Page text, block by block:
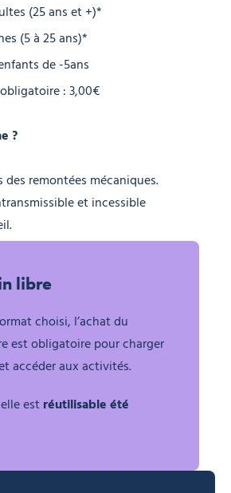
(25 ans et +)*
(5 à 25 ans)*
de -5ans
: 3,00€
?
des remontées mécaniques.
et incessible
libre
choisi, l’achat du
est obligatoire pour charger
accéder aux activités.
estréutilisable été